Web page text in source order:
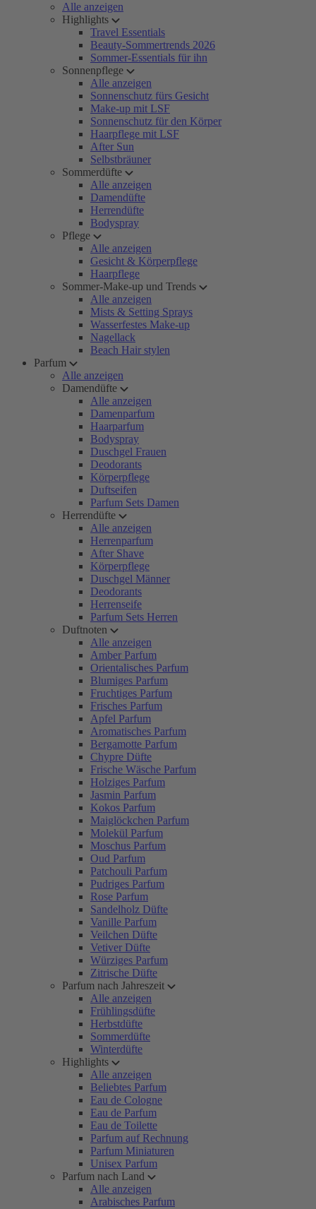
Alle anzeigen
Highlights
Travel Essentials
Beauty-Sommertrends 2026
Sommer-Essentials für ihn
Sonnenpflege
Alle anzeigen
Sonnenschutz fürs Gesicht
Make-up mit LSF
Sonnenschutz für den Körper
Haarpflege mit LSF
After Sun
Selbstbräuner
Sommerdüfte
Alle anzeigen
Damendüfte
Herrendüfte
Bodyspray
Pflege
Alle anzeigen
Gesicht & Körperpflege
Haarpflege
Sommer-Make-up und Trends
Alle anzeigen
Mists & Setting Sprays
Wasserfestes Make-up
Nagellack
Beach Hair stylen
Parfum
Alle anzeigen
Damendüfte
Alle anzeigen
Damenparfum
Haarparfum
Bodyspray
Duschgel Frauen
Deodorants
Körperpflege
Duftseifen
Parfum Sets Damen
Herrendüfte
Alle anzeigen
Herrenparfum
After Shave
Körperpflege
Duschgel Männer
Deodorants
Herrenseife
Parfum Sets Herren
Duftnoten
Alle anzeigen
Amber Parfum
Orientalisches Parfum
Blumiges Parfum
Fruchtiges Parfum
Frisches Parfum
Apfel Parfum
Aromatisches Parfum
Bergamotte Parfum
Chypre Düfte
Frische Wäsche Parfum
Holziges Parfum
Jasmin Parfum
Kokos Parfum
Maiglöckchen Parfum
Molekül Parfum
Moschus Parfum
Oud Parfum
Patchouli Parfum
Pudriges Parfum
Rose Parfum
Sandelholz Düfte
Vanille Parfum
Veilchen Düfte
Vetiver Düfte
Würziges Parfum
Zitrische Düfte
Parfum nach Jahreszeit
Alle anzeigen
Frühlingsdüfte
Herbstdüfte
Sommerdüfte
Winterdüfte
Highlights
Alle anzeigen
Beliebtes Parfum
Eau de Cologne
Eau de Parfum
Eau de Toilette
Parfum auf Rechnung
Parfum Miniaturen
Unisex Parfum
Parfum nach Land
Alle anzeigen
Arabisches Parfum